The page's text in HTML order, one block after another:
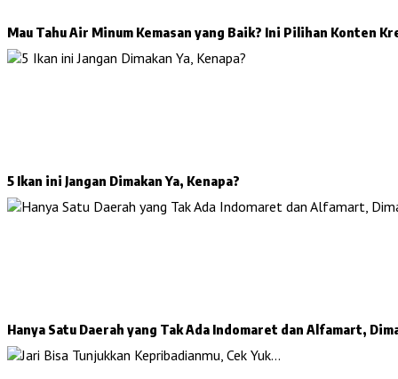
Mau Tahu Air Minum Kemasan yang Baik? Ini Pilihan Konten
5 Ikan ini Jangan Dimakan Ya, Kenapa?
Hanya Satu Daerah yang Tak Ada Indomaret dan Alfamart,